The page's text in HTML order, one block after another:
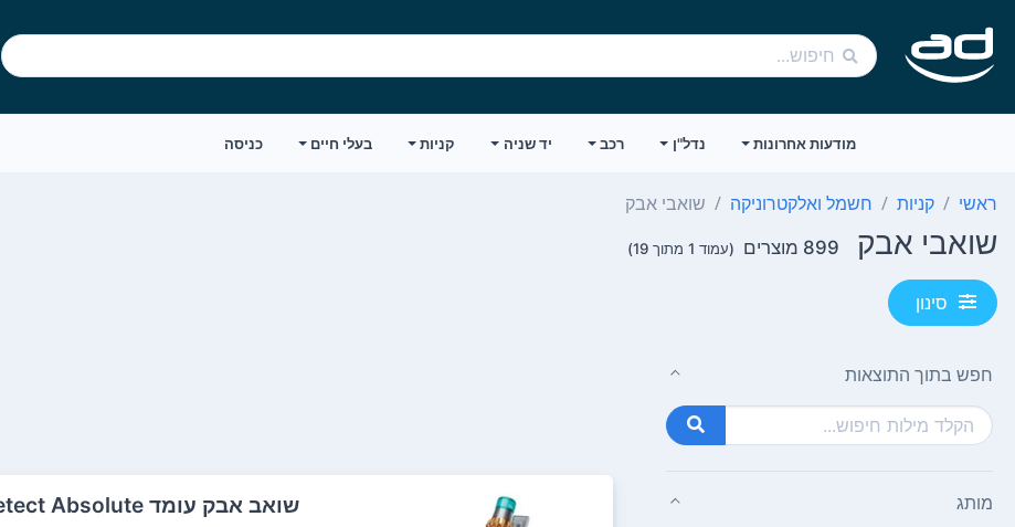
מודעות אחרונות נדל"ן רכב יד שניה קניות בעלי חיים כניסה
ראשי קניות חשמל ואלקטרוניקה שואבי אבק
שואבי אבק 899 מוצרים (עמוד 1 מתוך 19)
סינון
חפש בתוך התוצאות
מותג ‏שואב אבק עומד Dyson V15 Detect Absolute דייסון